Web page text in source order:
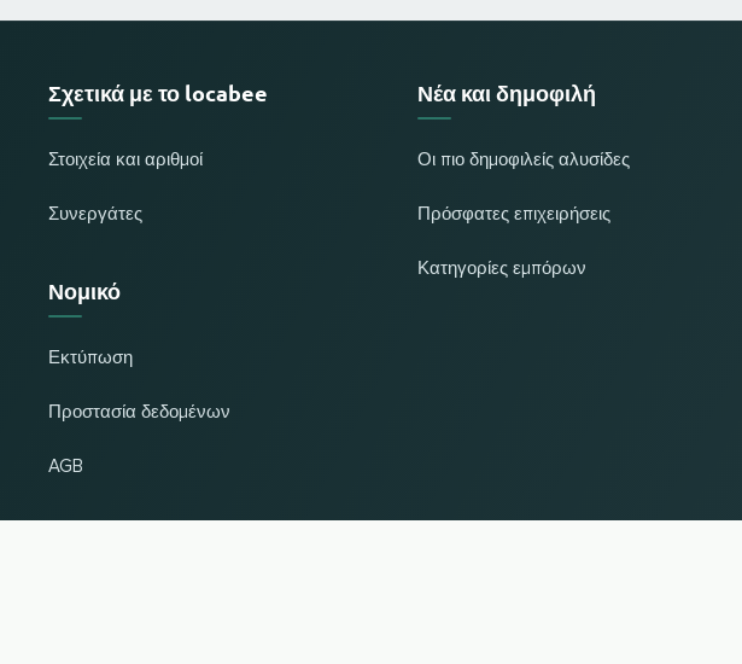
Σχετικά με το locabee
Στοιχεία και αριθμοί
Συνεργάτες
Νομικό
Εκτύπωση
Προστασία δεδομένων
AGB
Νέα και δημοφιλή
Οι πιο δημοφιλείς αλυσίδες
Πρόσφατες επιχειρήσεις
Κατηγορίες εμπόρων